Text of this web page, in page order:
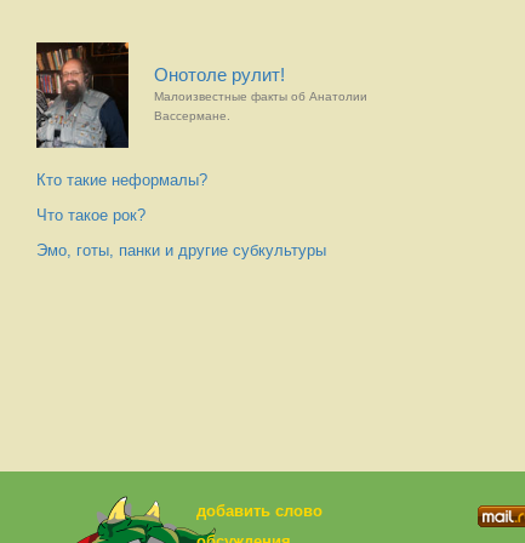
Онотоле рулит!
Малоизвестные факты об Анатолии
Вассермане.
Кто такие неформалы?
Что такое рок?
Эмо, готы, панки и другие субкультуры
добавить слово